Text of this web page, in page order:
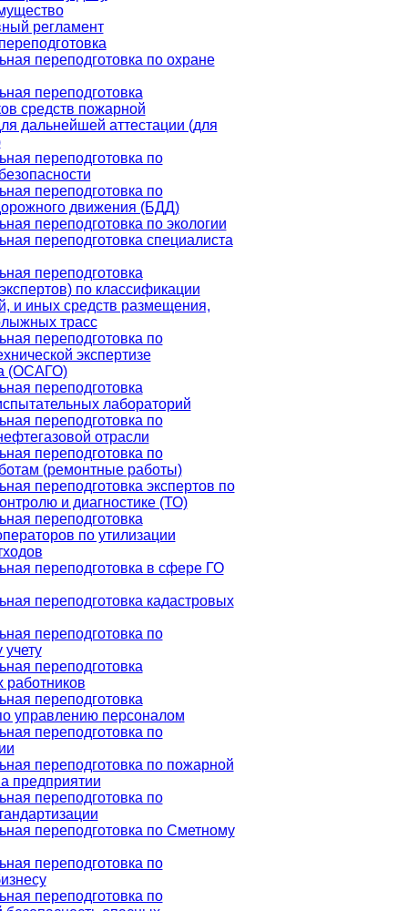
регламент
переподготовка по охране
переподготовка
средств пожарной
дальнейшей аттестации (для
переподготовка по
переподготовка по
движения (БДД)
переподготовка по экологии
переподготовка специалиста
переподготовка
по классификации
и иных средств размещения,
трасс
переподготовка по
экспертизе
(ОСАГО)
переподготовка
лабораторий
переподготовка по
отрасли
переподготовка по
(ремонтные работы)
переподготовка экспертов по
и диагностике (ТО)
переподготовка
по утилизации
переподготовка в сфере ГО
переподготовка кадастровых
переподготовка по
учету
переподготовка
работников
переподготовка
управлению персоналом
переподготовка по
переподготовка по пожарной
предприятии
переподготовка по
переподготовка по Сметному
переподготовка по
переподготовка по